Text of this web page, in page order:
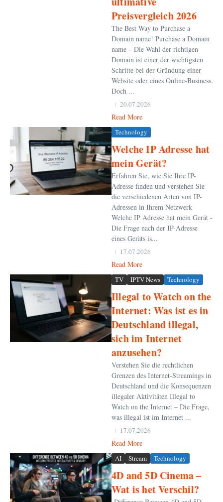
Preisvergleich 2026
The Best Way to Purchase a
Domain name! Purchase a Domain
name – Die Wahl der richtigen
Domain ist einer der wichtigsten
Schritte bei der Gründung einer
Website oder eines Online-Business.
Doch ...
20.07.2026
Read More
Technology
Welche IP Adresse hat
mein Gerät?
Erfahren Sie, wie Sie Ihre IP-
Adresse finden und verstehen Sie
die verschiedenen Arten von IP-
Adressen in Ihrem Netzwerk
Welche IP Adresse hat mein Gerät -
Die Frage nach der IP-Adresse
eines Geräts is...
17.07.2026
Read More
TV IPTV News Technology
Illegal to Watch on the
Internet: Was ist es in
Deutschland illegal,
sich im Internet
anzusehen?
Verstehen Sie die rechtlichen
Grenzen des Internet-Streamings in
Deutschland und die Konsequenzen
illegaler Aktivitäten Illegal to
Watch on the Internet – Die Frage,
was illegal ist im Internet ...
17.07.2026
Read More
AI Stream Technology
4D and 5D Cinema –
Wat is het Verschil?